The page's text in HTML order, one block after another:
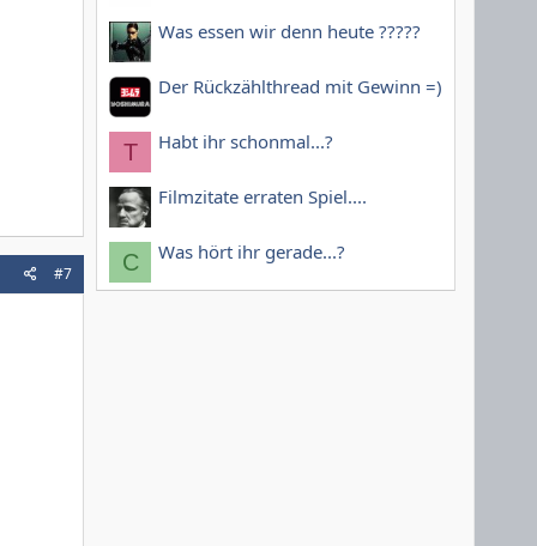
#7
Was essen wir denn heute ?????
Der Rückzählthread mit Gewinn =)
T Habt ihr schonmal...?
Filmzitate erraten Spiel....
C Was hört ihr gerade...?